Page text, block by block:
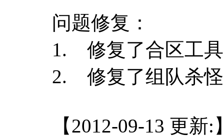
问题修复：
1. 修复了合区工
2. 修复了组队杀
【2012-09-13 更新: